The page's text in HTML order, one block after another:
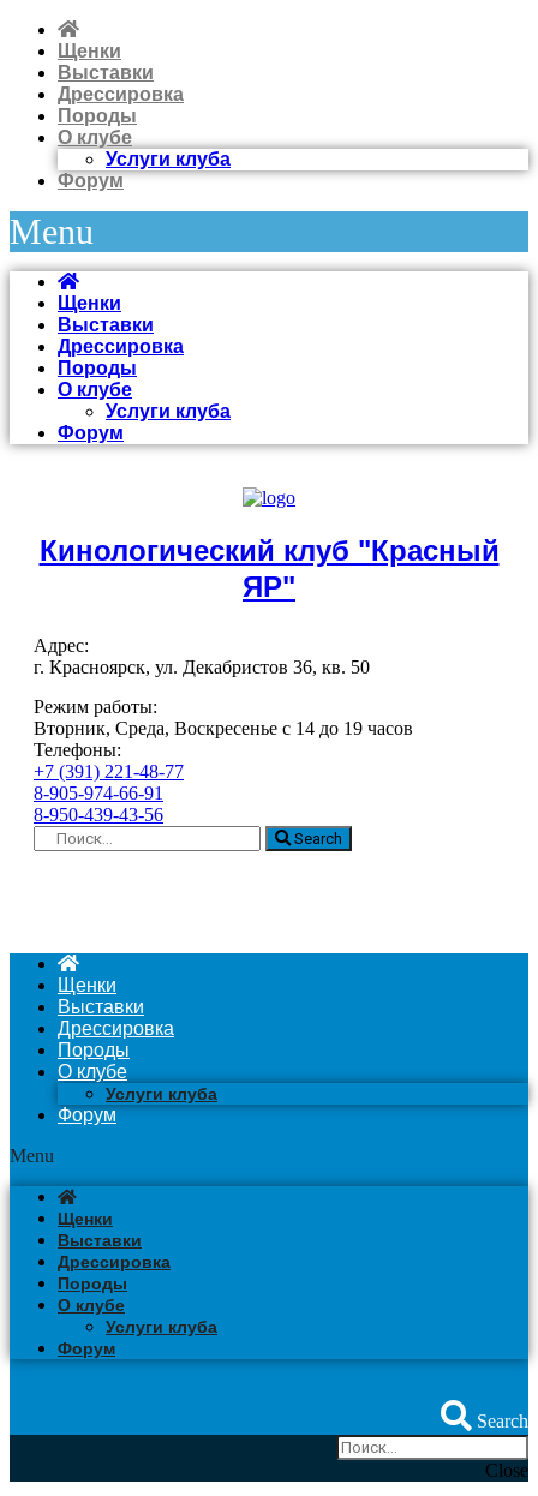
Щенки
Выставки
Дрессировка
Породы
О клубе
Услуги клуба
Форум
Menu
Щенки
Выставки
Дрессировка
Породы
О клубе
Услуги клуба
Форум
Кинологический клуб "Красный
ЯР"
Адрес:
г. Красноярск, ул. Декабристов 36, кв. 50
Режим работы:
Вторник, Среда, Воскресенье с 14 до 19 часов
Телефоны:
+7 (391) 221-48-77
8-905-974-66-91
8-950-439-43-56
Search
Щенки
Выставки
Дрессировка
Породы
О клубе
Услуги клуба
Форум
Menu
Щенки
Выставки
Дрессировка
Породы
О клубе
Услуги клуба
Форум
Search
Close